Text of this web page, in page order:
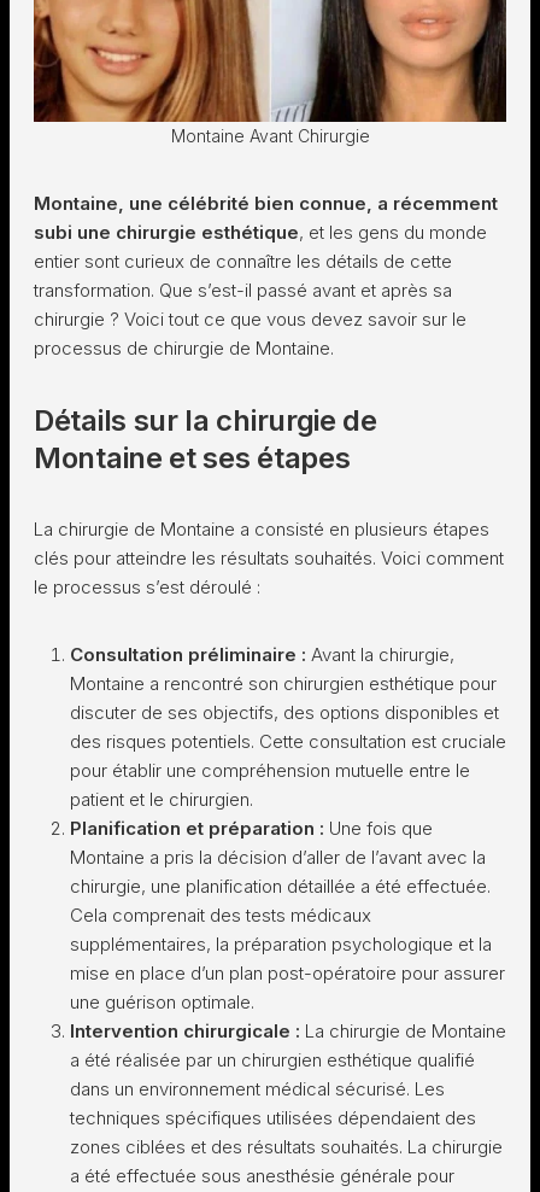
Montaine Avant Chirurgie
Montaine, une célébrité bien connue, a récemment
subi une chirurgie esthétique, et les gens du monde
entier sont curieux de connaître les détails de cette
transformation. Que s’est-il passé avant et après sa
chirurgie ? Voici tout ce que vous devez savoir sur le
processus de chirurgie de Montaine.
Détails sur la chirurgie de
Montaine et ses étapes
La chirurgie de Montaine a consisté en plusieurs étapes
clés pour atteindre les résultats souhaités. Voici comment
le processus s’est déroulé :
Consultation préliminaire : Avant la chirurgie,
Montaine a rencontré son chirurgien esthétique pour
discuter de ses objectifs, des options disponibles et
des risques potentiels. Cette consultation est cruciale
pour établir une compréhension mutuelle entre le
patient et le chirurgien.
Planification et préparation : Une fois que
Montaine a pris la décision d’aller de l’avant avec la
chirurgie, une planification détaillée a été effectuée.
Cela comprenait des tests médicaux
supplémentaires, la préparation psychologique et la
mise en place d’un plan post-opératoire pour assurer
une guérison optimale.
Intervention chirurgicale : La chirurgie de Montaine
a été réalisée par un chirurgien esthétique qualifié
dans un environnement médical sécurisé. Les
techniques spécifiques utilisées dépendaient des
zones ciblées et des résultats souhaités. La chirurgie
a été effectuée sous anesthésie générale pour